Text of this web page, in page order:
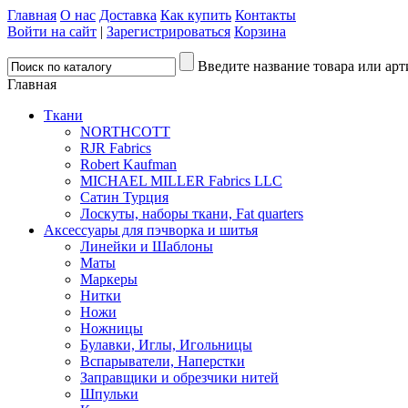
Главная О нас Доставка Как купить Контакты
Войти на сайт | Зарегистрироваться Корзина
Введите название товара или
Главная
Ткани
NORTHCOTT
RJR Fabrics
Robert Kaufman
MICHAEL MILLER Fabrics LLC
Сатин Турция
Лоскуты, наборы ткани, Fat quarters
Аксессуары для пэчворка и шитья
Линейки и Шаблоны
Маты
Маркеры
Нитки
Ножи
Ножницы
Булавки, Иглы, Игольницы
Вспарыватели, Наперстки
Заправщики и обрезчики нитей
Шпульки